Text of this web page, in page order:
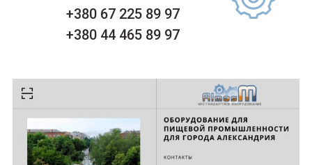
+380 67 225 89 97
+380 44 465 89 97